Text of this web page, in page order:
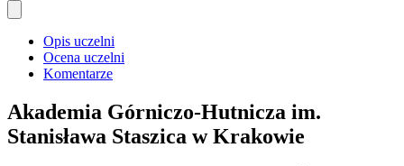
Opis uczelni
Ocena uczelni
Komentarze
Akademia Górniczo-Hutnicza im.
Stanisława Staszica w Krakowie